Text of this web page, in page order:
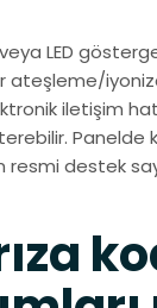
LED
ateşleme/
iletişim
resmi destek